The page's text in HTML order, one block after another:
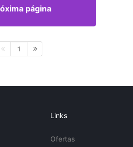
página
1
Links
Ofertas